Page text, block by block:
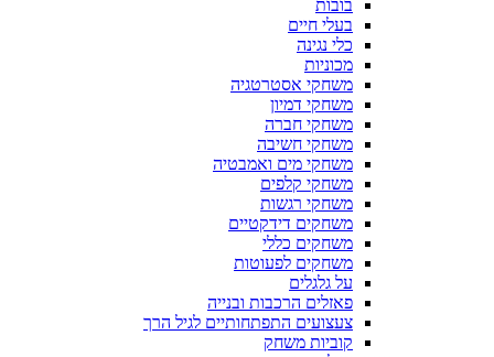
בובות
בעלי חיים
כלי נגינה
מכוניות
משחקי אסטרטגיה
משחקי דמיון
משחקי חברה
משחקי חשיבה
משחקי מים ואמבטיה
משחקי קלפים
משחקי רגשות
משחקים דידקטיים
משחקים כללי
משחקים לפעוטות
על גלגלים
פאזלים הרכבות ובנייה
צעצועים התפתחותיים לגיל הרך
קוביות משחק